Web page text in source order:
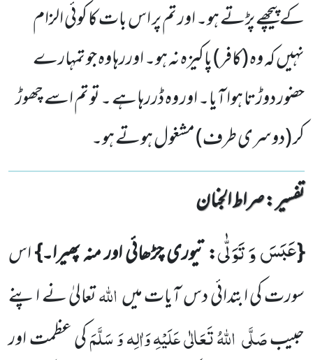
کے پیچھے پڑتے ہو۔ اور تم پر اس بات کا کوئی الزام
نہیں کہ وہ (کافر) پاکیزہ نہ ہو۔ اوررہا وہ جو تمہارے
حضور دوڑتا ہوا آیا۔ اور وہ ڈررہا ہے ۔ تو تم اسے چھوڑ
کر (دوسری طرف) مشغول ہوتے ہو۔
تفسیر : ‎صراط الجنان
{عَبَسَ وَ تَوَلّٰى: تیوری چڑھائی اور منہ پھیرا۔}اس
سورت کی ابتدائی دس آیات میںاللّٰہتعالیٰ نے اپنے
حبیبصَلَّی اللّٰہُ تَعَالٰی عَلَیْہِ وَاٰلِہ وَ سَلَّمَکی عظمت اور